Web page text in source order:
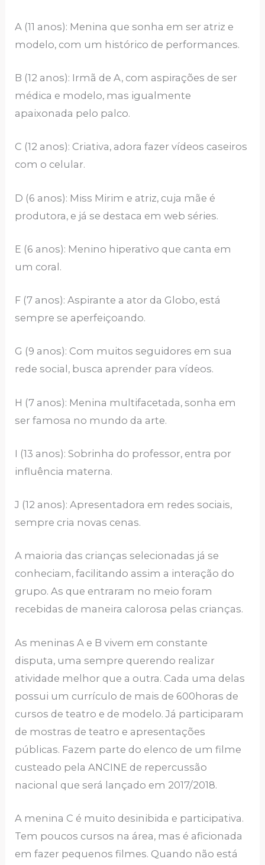
A (11 anos): Menina que sonha em ser atriz e
modelo, com um histórico de performances.
B (12 anos): Irmã de A, com aspirações de ser
médica e modelo, mas igualmente
apaixonada pelo palco.
C (12 anos): Criativa, adora fazer vídeos caseiros
com o celular.
D (6 anos): Miss Mirim e atriz, cuja mãe é
produtora, e já se destaca em web séries.
E (6 anos): Menino hiperativo que canta em
um coral.
F (7 anos): Aspirante a ator da Globo, está
sempre se aperfeiçoando.
G (9 anos): Com muitos seguidores em sua
rede social, busca aprender para vídeos.
H (7 anos): Menina multifacetada, sonha em
ser famosa no mundo da arte.
I (13 anos): Sobrinha do professor, entra por
influência materna.
J (12 anos): Apresentadora em redes sociais,
sempre cria novas cenas.
A maioria das crianças selecionadas já se
conheciam, facilitando assim a interação do
grupo. As que entraram no meio foram
recebidas de maneira calorosa pelas crianças.
As meninas A e B vivem em constante
disputa, uma sempre querendo realizar
atividade melhor que a outra. Cada uma delas
possui um currículo de mais de 600horas de
cursos de teatro e de modelo. Já participaram
de mostras de teatro e apresentações
públicas. Fazem parte do elenco de um filme
custeado pela ANCINE de repercussão
nacional que será lançado em 2017/2018.
A menina C é muito desinibida e participativa.
Tem poucos cursos na área, mas é aficionada
em fazer pequenos filmes. Quando não está